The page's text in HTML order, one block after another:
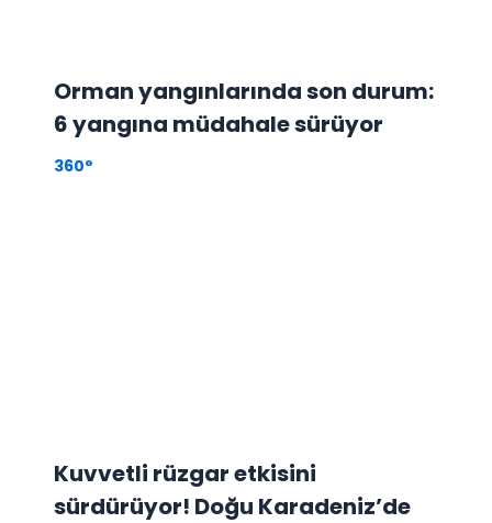
Orman yangınlarında son durum:
6 yangına müdahale sürüyor
360°
Kuvvetli rüzgar etkisini
sürdürüyor! Doğu Karadeniz’de